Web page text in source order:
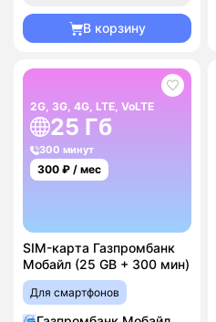
В корзину
2G, 3G, 4G, LTE, VoLTE
25 Гб
300 минут
300 ₽ / мес
SIM-карта Газпромбанк
Мобайл (25 GB + 300 мин)
Для смартфонов